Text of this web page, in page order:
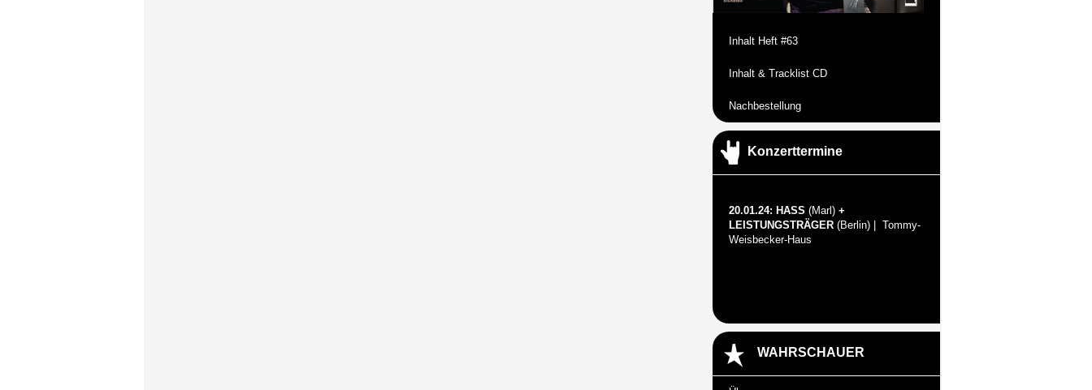
Inhalt Heft #63
Inhalt & Tracklist CD
Nachbestellung
Konzerttermine
20.01.24: HASS (Marl) +
LEISTUNGSTRÄGER (Berlin) | Tommy-
Weisbecker-Haus
WAHRSCHAUER